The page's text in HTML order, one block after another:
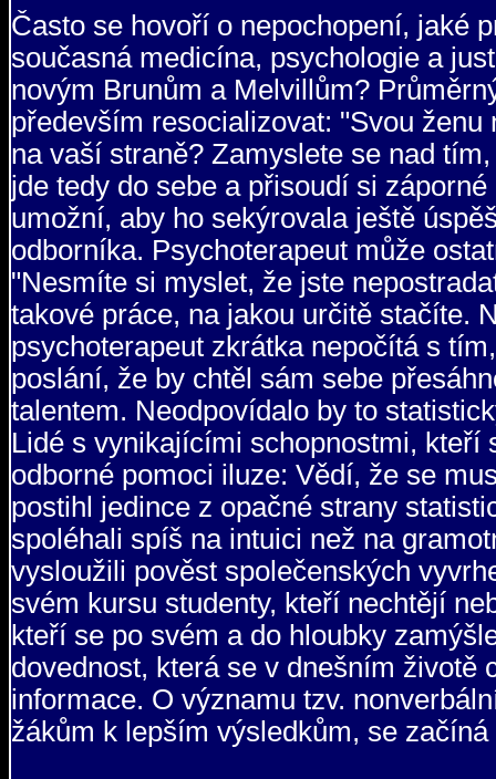
Často se hovoří o nepochopení, jaké
současná medicína, psychologie a
novým Brunům a Melvillům?
především resocializovat: "Svou
na vaší straně? Zamyslete se nad
jde tedy do sebe a přisoudí si
umožní, aby ho sekýrovala ještě
odborníka. Psychoterapeut může
"Nesmíte si myslet, že jste
takové práce, na jakou určitě stačíte.
psychoterapeut zkrátka nepočítá s
poslání, že by chtěl sám sebe
talentem. Neodpovídalo by to
Lidé s vynikajícími schopnostmi,
odborné pomoci iluze: Vědí, že se
postihl jedince z opačné strany
spoléhali spíš na intuici než na
vysloužili pověst společenských
svém kursu studenty, kteří nechtějí
kteří se po svém a do hloubky
dovednost, která se v dnešním životě
informace. O významu tzv.
žákům k lepším výsledkům, se